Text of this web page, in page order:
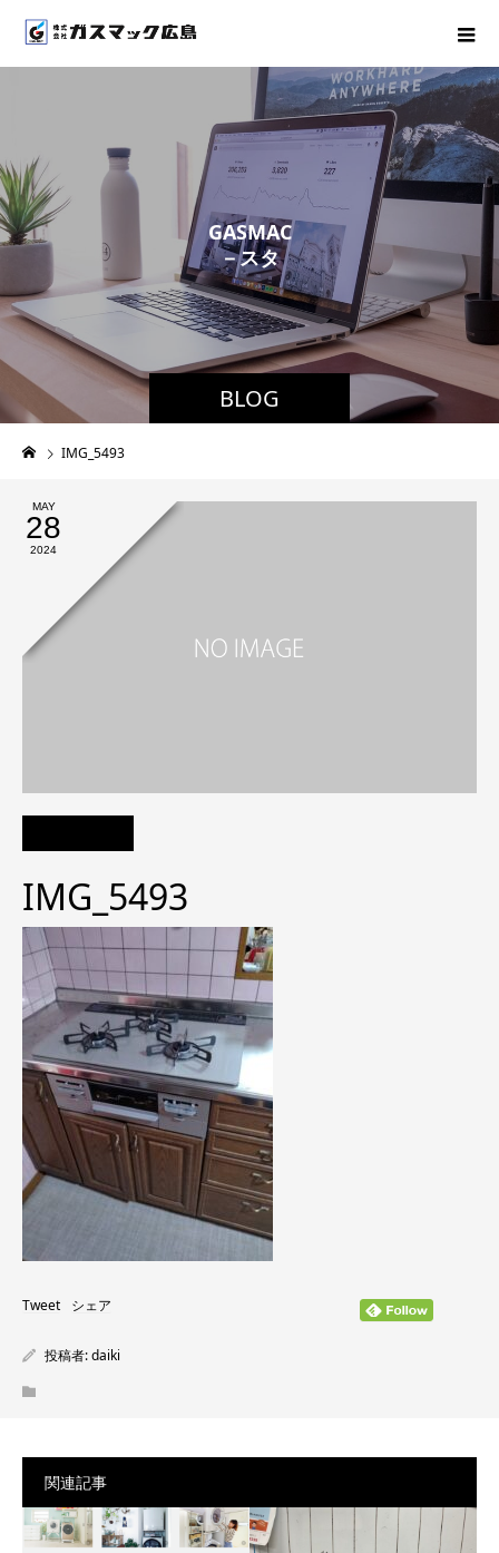
BLOG
GASMAC
－ スタッフブロ
IMG_5493
MAY
28
2024
IMG_5493
Tweet シェア
投稿者:daiki
関連記事